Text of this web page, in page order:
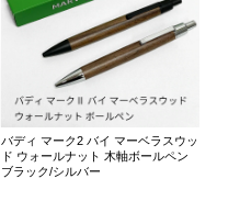
バディ マーク2 バイ マーベラスウッ
ド ウォールナット 木軸ボールペン
ブラック/シルバー